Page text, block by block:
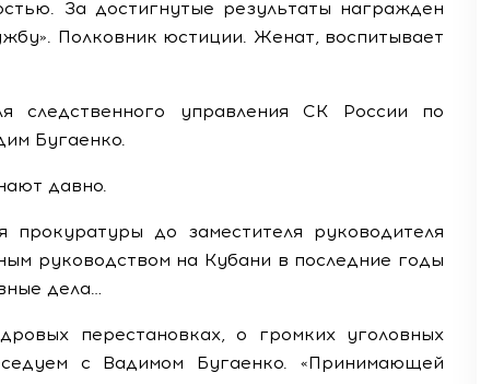
За достигнутые результаты награжден
Полковник юстиции. Женат, воспитывает
следственного управления СК России по
Бугаенко.
давно.
до заместителя руководителя
руководством на Кубани в последние годы
дела…
перестановках, о громких уголовных
с Вадимом Бугаенко. «Принимающей